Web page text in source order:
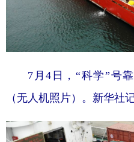
7月4日，“科学”号
（无人机照片）。新华社